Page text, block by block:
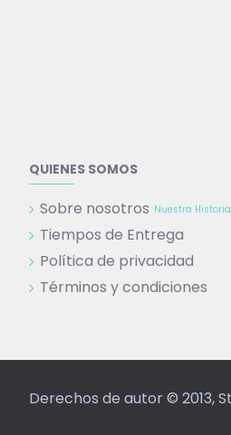
QUIENES SOMOS
Sobre nosotros Nuestra Historia
Tiempos de Entrega
Política de privacidad
Términos y condiciones
Derechos de autor © 2013,